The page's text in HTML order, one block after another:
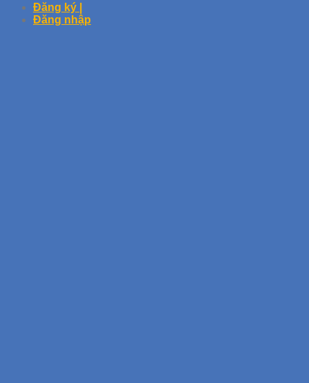
Đăng ký |
Đăng nhập